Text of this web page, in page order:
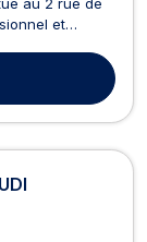
et
à